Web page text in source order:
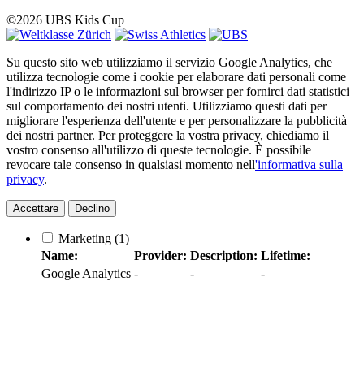
©2026 UBS Kids Cup
Su questo sito web utilizziamo il servizio Google Analytics, che
utilizza tecnologie come i cookie per elaborare dati personali come
l'indirizzo IP o le informazioni sul browser per fornirci dati statistici
sul comportamento dei nostri utenti. Utilizziamo questi dati per
migliorare l'esperienza dell'utente e per personalizzare la pubblicità
dei nostri partner. Per proteggere la vostra privacy, chiediamo il
vostro consenso all'utilizzo di queste tecnologie. È possibile
revocare tale consenso in qualsiasi momento nell'informativa sulla
privacy.
Accettare Declino
Marketing (1)
Name:
Provider: Description: Lifetime:
Google Analytics - - -